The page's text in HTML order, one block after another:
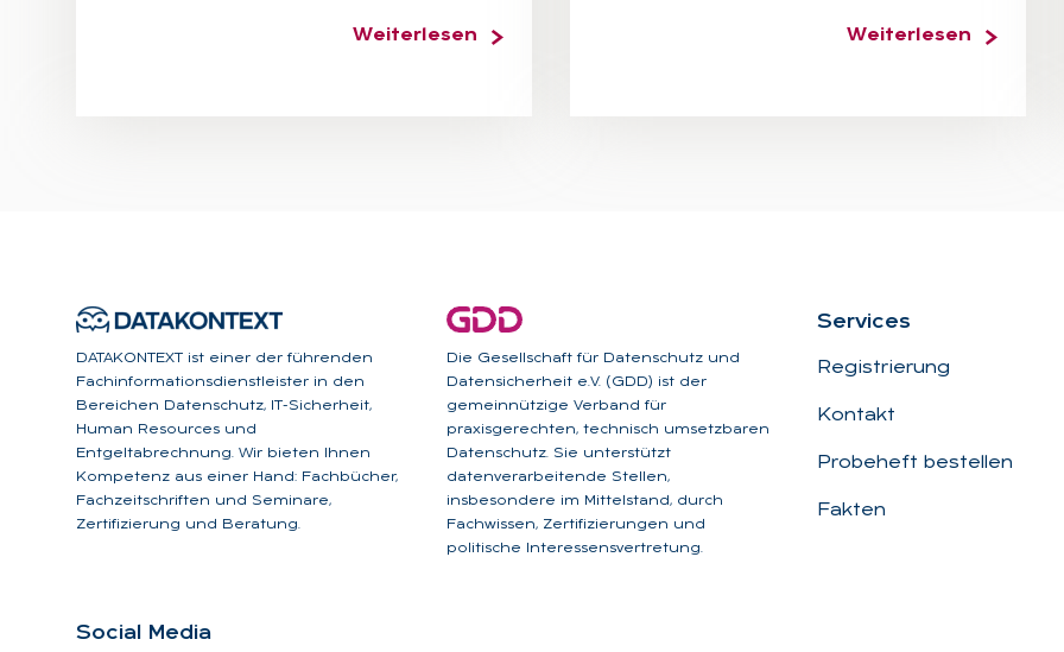
Weiterlesen Weiterlesen
DATAKONTEXT ist einer der führenden
Fachinformationsdienstleister in den
Bereichen Datenschutz, IT-Sicherheit,
Human Resources und
Entgeltabrechnung. Wir bieten Ihnen
Kompetenz aus einer Hand: Fachbücher,
Fachzeitschriften und Seminare,
Zertifizierung und Beratung.
Die Gesellschaft für Datenschutz und
Datensicherheit e.V. (GDD) ist der
gemeinnützige Verband für
praxisgerechten, technisch umsetzbaren
Datenschutz. Sie unterstützt
datenverarbeitende Stellen,
insbesondere im Mittelstand, durch
Fachwissen, Zertifizierungen und
politische Interessensvertretung.
Ser­vices
Registrierung
Kontakt
Probeheft bestellen
Fakten
So­ci­al Me­dia